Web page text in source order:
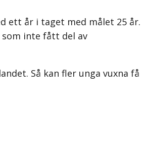
ett år i taget med målet 25 år.
inte fått del av
Så kan fler unga vuxna få